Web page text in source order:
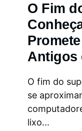
O Fim
Antigos
O fim do
se
lixo...